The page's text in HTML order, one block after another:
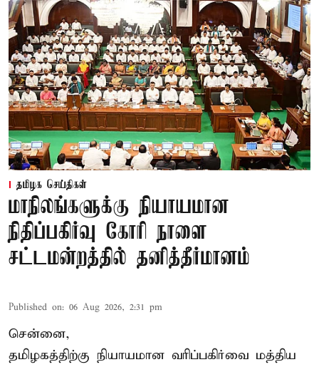
தமிழக செய்திகள்
மாநிலங்களுக்கு நியாயமான
நிதிப்பகிர்வு கோரி நாளை
சட்டமன்றத்தில் தனித்தீர்மானம்
Published on: 06 Aug 2026, 2:31 pm
சென்னை,
தமிழகத்திற்கு நியாயமான வரிப்பகிர்வை மத்திய